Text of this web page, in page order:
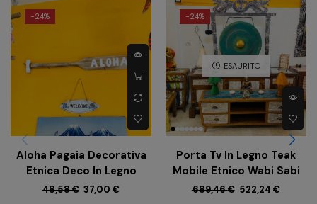
-24%
Aloha Pagaia Decorativa
Etnica Deco In Legno
48,58€ 37,00 €
-24%
ESAURITO
Porta Tv In Legno Teak
Mobile Etnico Wabi Sabi
689,46€ 522,24 €